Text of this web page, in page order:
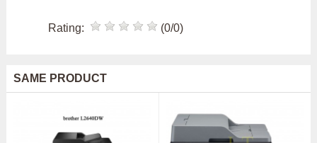
Rating: (0/0)
SAME PRODUCT